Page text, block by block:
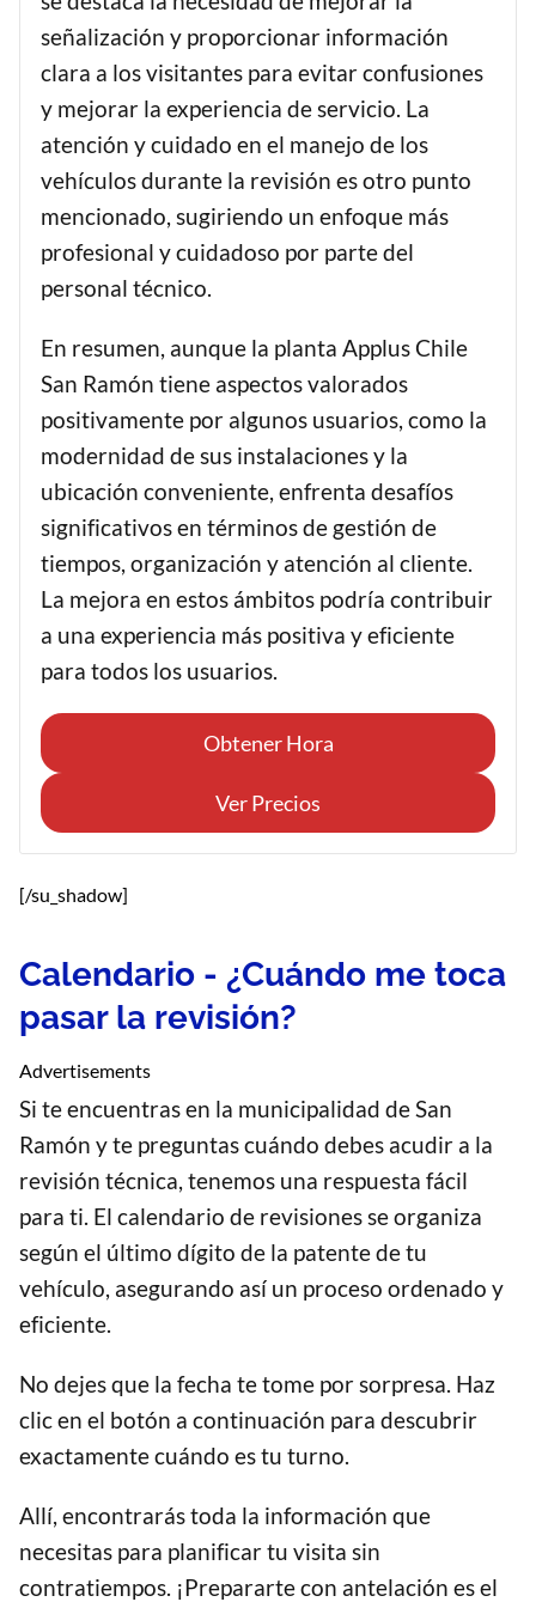
señalización y proporcionar información
clara a los visitantes para evitar confusiones
y mejorar la experiencia de servicio. La
atención y cuidado en el manejo de los
vehículos durante la revisión es otro punto
mencionado, sugiriendo un enfoque más
profesional y cuidadoso por parte del
personal técnico.
En resumen, aunque la planta Applus Chile
San Ramón tiene aspectos valorados
positivamente por algunos usuarios, como la
modernidad de sus instalaciones y la
ubicación conveniente, enfrenta desafíos
significativos en términos de gestión de
tiempos, organización y atención al cliente.
La mejora en estos ámbitos podría contribuir
a una experiencia más positiva y eficiente
para todos los usuarios.
Obtener Hora
Ver Precios
[/su_shadow]
Calendario - ¿Cuándo me toca
pasar la revisión?
Advertisements
Si te encuentras en la municipalidad de San
Ramón y te preguntas cuándo debes acudir a la
revisión técnica, tenemos una respuesta fácil
para ti. El calendario de revisiones se organiza
según el último dígito de la patente de tu
vehículo, asegurando así un proceso ordenado y
eficiente.
No dejes que la fecha te tome por sorpresa. Haz
clic en el botón a continuación para descubrir
exactamente cuándo es tu turno.
Allí, encontrarás toda la información que
necesitas para planificar tu visita sin
contratiempos. ¡Prepararte con antelación es el